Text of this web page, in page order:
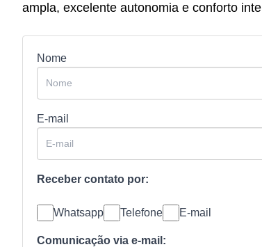
ampla, excelente autonomia e conforto
Nome
E-mail
Receber contato por:
Whatsapp Telefone E-mail
Comunicação via e-mail: